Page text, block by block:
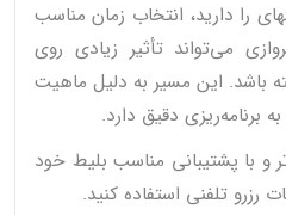
را دارید، انتخاب زمان مناسب
می‌تواند تأثیر زیادی روی
باشد. این مسیر به دلیل ماهیت
برنامه‌ریزی دقیق دارد.
و با پشتیبانی مناسب بلیط خود
رزرو تلفنی استفاده کنید.